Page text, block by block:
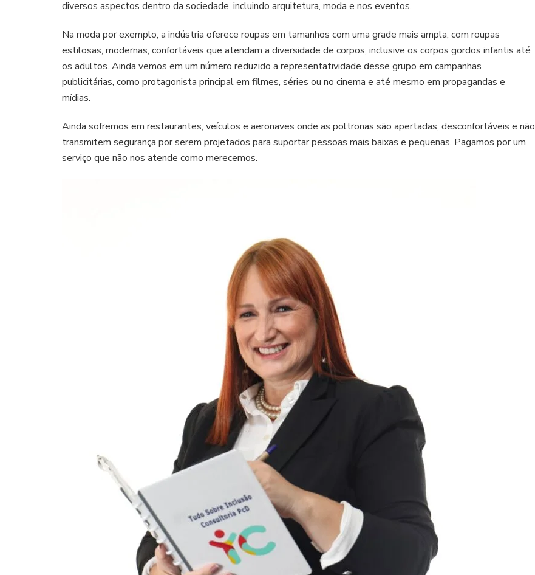
diversos aspectos dentro da sociedade, incluindo arquitetura, moda e nos eventos.
Na moda por exemplo, a indústria oferece roupas em tamanhos com uma grade mais ampla, com roupas
estilosas, modernas, confortáveis que atendam a diversidade de corpos, inclusive os corpos gordos infantis até
os adultos. Ainda vemos em um número reduzido a representatividade desse grupo em campanhas
publicitárias, como protagonista principal em filmes, séries ou no cinema e até mesmo em propagandas e
mídias.
Ainda sofremos em restaurantes, veículos e aeronaves onde as poltronas são apertadas, desconfortáveis e não
transmitem segurança por serem projetados para suportar pessoas mais baixas e pequenas. Pagamos por um
serviço que não nos atende como merecemos.